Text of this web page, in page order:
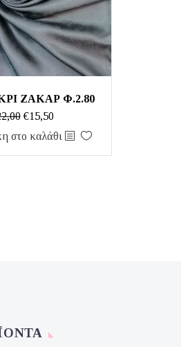
ΖΑΚΑΡ Φ.2.80
Original
price
€15,50Η
τρέχουσα
στο καλάθι